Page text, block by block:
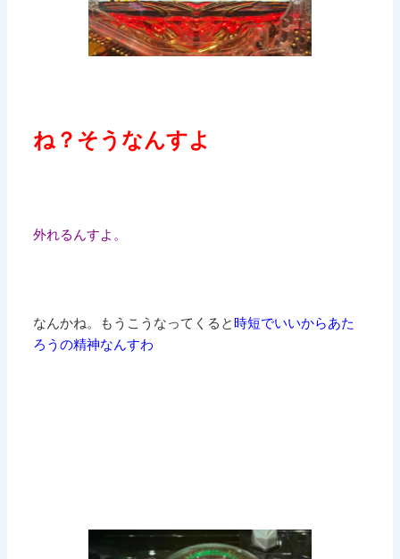
ね？そうなんすよ
外れるんすよ。
なんかね。もうこうなってくると時短でいいからあた
ろうの精神なんすわ